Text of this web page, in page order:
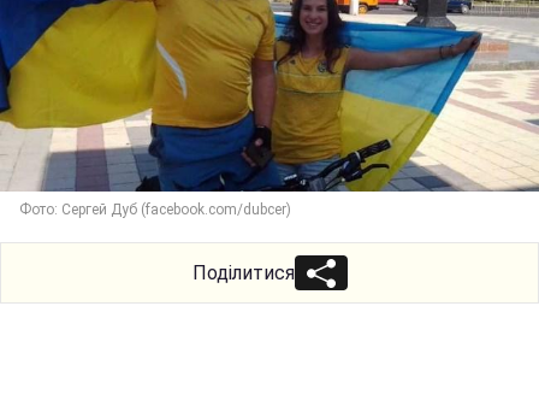
Фото: Сергей Дуб (facebook.com/dubcer)
Поділитися